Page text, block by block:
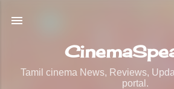
Tamil cinema News, Reviews,
portal.